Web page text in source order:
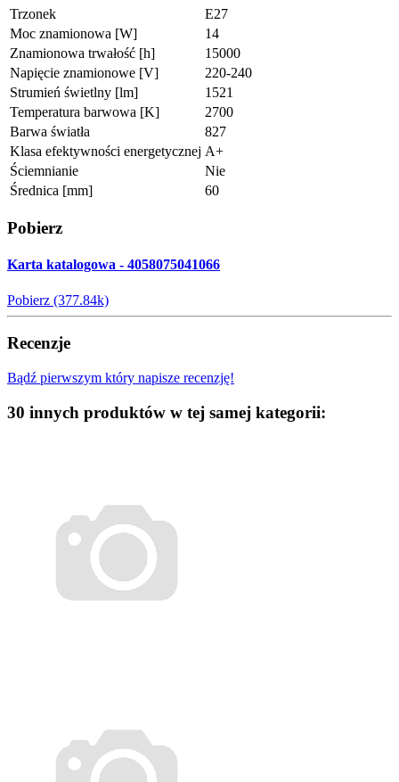
Trzonek
E27
Moc znamionowa [W]
14
Znamionowa trwałość [h]
15000
Napięcie znamionowe [V]
220-240
Strumień świetlny [lm]
1521
Temperatura barwowa [K]
2700
Barwa światła
827
Klasa efektywności energetycznej A+
Ściemnianie
Nie
Średnica [mm]
60
Pobierz
Karta katalogowa - 4058075041066
Pobierz (377.84k)
Recenzje
Bądź pierwszym który napisze recenzję!
30 innych produktów w tej samej kategorii: